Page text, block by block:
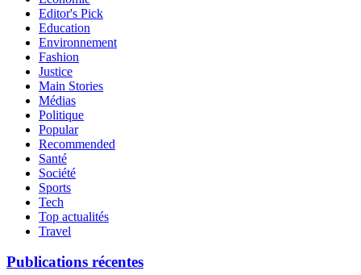
Editor's Pick
Education
Environnement
Fashion
Justice
Main Stories
Médias
Politique
Popular
Recommended
Santé
Société
Sports
Tech
Top actualités
Travel
Publications récentes